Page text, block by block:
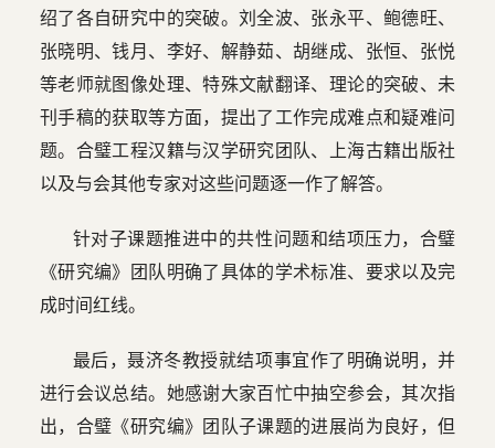
绍了各自研究中的突破。刘全波、张永平、鲍德旺、
张晓明、钱月、李好、解静茹、胡继成、张恒、张悦
等老师就图像处理、特殊文献翻译、理论的突破、未
刊手稿的获取等方面，提出了工作完成难点和疑难问
题。合璧工程汉籍与汉学研究团队、上海古籍出版社
以及与会其他专家对这些问题逐一作了解答。
针对子课题推进中的共性问题和结项压力，合璧
《研究编》团队明确了具体的学术标准、要求以及完
成时间红线。
最后，聂济冬教授就结项事宜作了明确说明，并
进行会议总结。她感谢大家百忙中抽空参会，其次指
出，合璧《研究编》团队子课题的进展尚为良好，但